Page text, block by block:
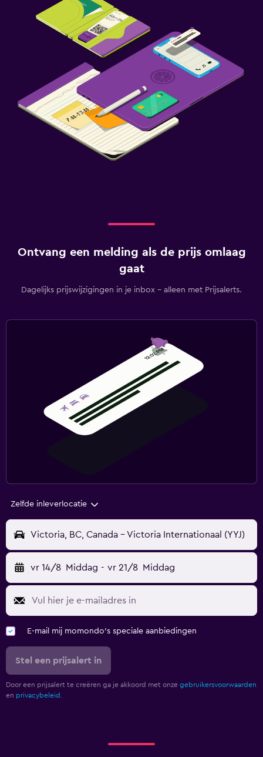
Ontvang een melding als de prijs omlaag
gaat
Dagelijks prijswijzigingen in je inbox - alleen met Prijsalerts.
Zelfde inleverlocatie
Victoria, BC, Canada - Victoria Internationaal (YYJ)
vr 14/8 Middag - vr 21/8 Middag
E-mail mij momondo's speciale aanbiedingen
Stel een prijsalert in
Door een prijsalert te creëren ga je akkoord met onze gebruikersvoorwaarden
en privacybeleid.